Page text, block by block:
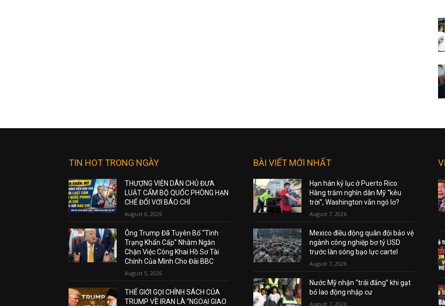
TIN HOT TRONG NGÀY
THƯỢNG VIỆN DÂN CHỦ ĐƯA
LUẬT CẤM BỘ QUỐC PHÒNG HẠN
CHẾ ĐỐI VỚI BÁO CHÍ
August 6, 2026
Ông Trump Đã Tuyên Bố “Tình
Trạng Khẩn Cấp” Nhằm Ngăn
Chặn Việc Công Khai Hồ Sơ Tài
Chính Của Mình Cho Đài BBC
August 5, 2026
THẾ GIỚI GỌI CHÍNH SÁCH CỦA
TRUMP VỀ IRAN LÀ “NGOẠI GIAO
BÀI VIẾT MỚI NHẤT
Hạn hán kỷ lục ở Puerto Rico:
Hàng trăm nghìn dân Mỹ “kêu
trời”, Washington vẫn ngó lơ?
August 7, 2026
Mexico điều động quân đội bảo vệ
ngành công nghiệp bơ tỷ USD
trước làn sóng bạo lực cartel
August 7, 2026
Nước Mỹ nhận “trái đắng” khi gạt
bỏ lao động nhập cư
August 7, 2026